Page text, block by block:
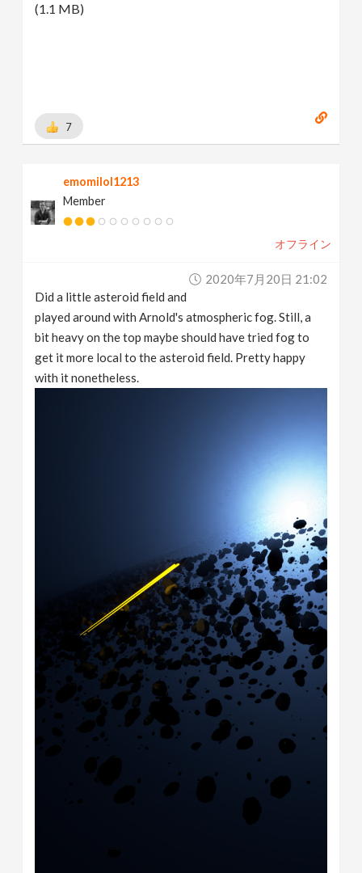
(1.1 MB)
7
emomilol1213
Member
オフライン
2020年7月20日 21:02
Did a little asteroid field and
played around with Arnold's atmospheric fog. Still, a
bit heavy on the top maybe should have tried fog to
get it more local to the asteroid field. Pretty happy
with it nonetheless.